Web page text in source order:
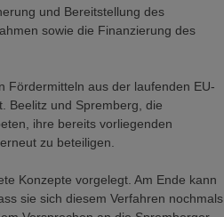
und Bereitstellung des
sowie die Finanzierung des
Fördermitteln aus der laufenden EU-
Beelitz und Spremberg, die
ihre bereits vorliegenden
zu beteiligen.
Konzepte vorgelegt. Am Ende kann
sie sich diesem Verfahren nochmals